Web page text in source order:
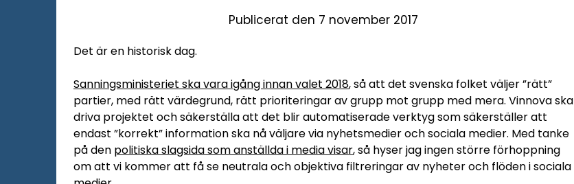
Publicerat den 7 november 2017
Det är en historisk dag.
Sanningsministeriet ska vara igång innan valet 2018, så att det svenska folket väljer ”rätt”
partier, med rätt värdegrund, rätt prioriteringar av grupp mot grupp med mera. Vinnova ska
driva projektet och säkerställa att det blir automatiserade verktyg som säkerställer att
endast ”korrekt” information ska nå väljare via nyhetsmedier och sociala medier. Med tanke
på den politiska slagsida som anställda i media visar, så hyser jag ingen större förhoppning
om att vi kommer att få se neutrala och objektiva filtreringar av nyheter och flöden i sociala